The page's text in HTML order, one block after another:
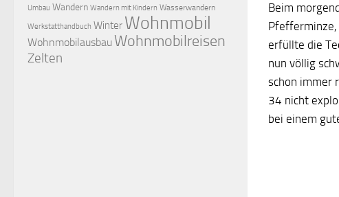
Beim
Pfefferminze,
erfüllte die
nun völlig
schon immer
34 nicht
bei einem
Umbau Wandern Wandern mit Kindern Wasserwandern
Werkstatthandbuch Winter Wohnmobil
Wohnmobilausbau Wohnmobilreisen
Zelten